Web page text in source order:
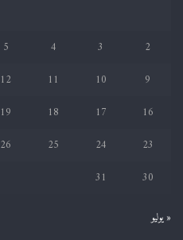
2
3
4
5
9
10
11
12
16
17
18
19
23
24
25
26
30
31
« يوليو